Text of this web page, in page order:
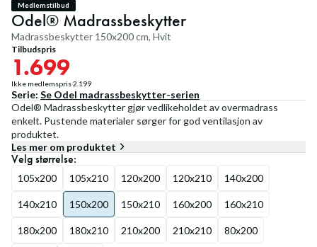
Medlemstilbud
Odel® Madrassbeskytter
Madrassbeskytter 150x200 cm, Hvit
Tilbudspris
1.699
Ikke medlemspris2.199
Serie: Se Odel madrassbeskytter-serien
Odel® Madrassbeskytter gjør vedlikeholdet av overmadrass
enkelt. Pustende materialer sørger for god ventilasjon av
produktet.
Les mer om produktet
Velgstørrelse:
105x200 105x210 120x200 120x210 140x200
140x210 150x200 150x210 160x200 160x210
180x200 180x210 210x200 210x210 80x200